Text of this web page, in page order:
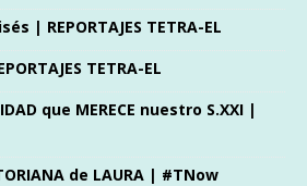
| REPORTAJES TETRA-EL
TETRA-EL
que MERECE nuestro S.XXI |
de LAURA | #TNow